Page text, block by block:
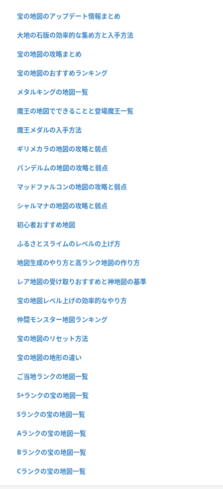
宝の地図のアップデート情報まとめ
大地の石版の効率的な集め方と入手方法
宝の地図の攻略まとめ
宝の地図のおすすめランキング
メタルキングの地図一覧
魔王の地図でできることと登場魔王一覧
魔王メダルの入手方法
ギリメカラの地図の攻略と弱点
パンデルムの地図の攻略と弱点
マッドファルコンの地図の攻略と弱点
シャルマナの地図の攻略と弱点
初心者おすすめ地図
ふるさとスライムのレベルの上げ方
地図生成のやり方と高ランク地図の作り方
レア地図の受け取りおすすめと神地図の基準
宝の地図レベル上げの効率的なやり方
仲間モンスター地図ランキング
宝の地図のリセット方法
宝の地図の地形の違い
ご当地ランクの地図一覧
S+ランクの宝の地図一覧
Sランクの宝の地図一覧
Aランクの宝の地図一覧
Bランクの宝の地図一覧
Cランクの宝の地図一覧